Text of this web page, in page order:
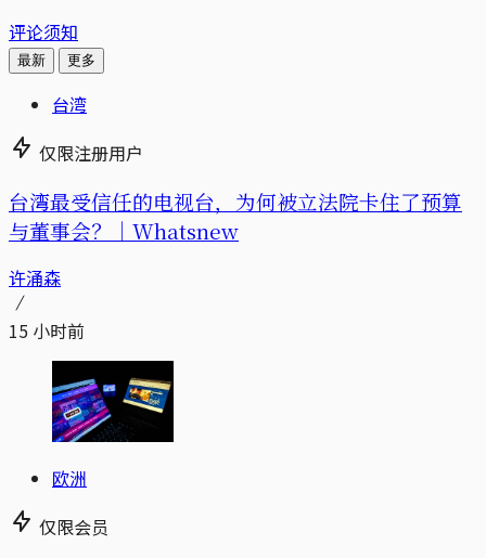
评论须知
最新 更多
台湾
仅限注册用户
台湾最受信任的电视台，为何被立法院卡住了预算
与董事会？｜Whatsnew
许涌森
15 小时前
欧洲
仅限会员